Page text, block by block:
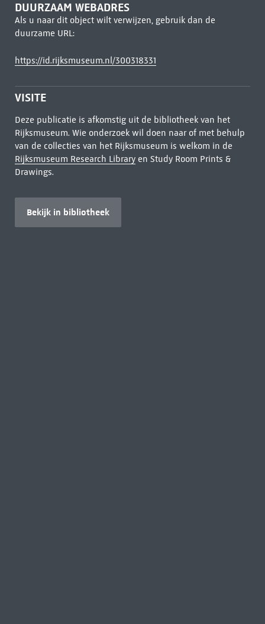
DUURZAAM WEBADRES
Als u naar dit object wilt verwijzen, gebruik dan de
duurzame URL:
https://id.rijksmuseum.nl/300318331
VISITE
Deze publicatie is afkomstig uit de bibliotheek van het
Rijksmuseum. Wie onderzoek wil doen naar of met behulp
van de collecties van het Rijksmuseum is welkom in de
Rijksmuseum Research Libraryen Study Room Prints &
Drawings.
Bekijk in bibliotheek